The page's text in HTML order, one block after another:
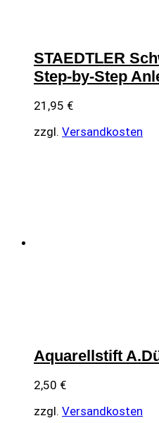
STAEDTLER
Step-by-Step
21,95 €
zzgl. Versandkosten
Aquarellstift
2,50 €
zzgl. Versandkosten